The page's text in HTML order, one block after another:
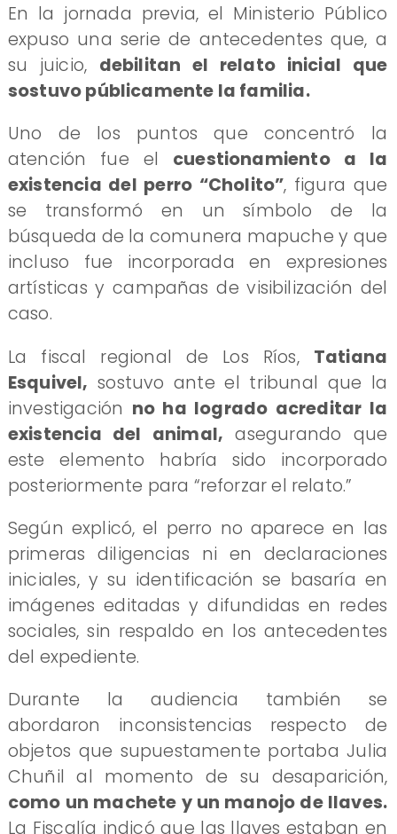
En la jornada previa, el Ministerio Público
expuso una serie de antecedentes que, a
su juicio, debilitan el relato inicial que
sostuvo públicamente la familia.
Uno de los puntos que concentró la
atención fue el cuestionamiento a la
existencia del perro “Cholito”, figura que
se transformó en un símbolo de la
búsqueda de la comunera mapuche y que
incluso fue incorporada en expresiones
artísticas y campañas de visibilización del
caso.
La fiscal regional de Los Ríos, Tatiana
Esquivel, sostuvo ante el tribunal que la
investigación no ha logrado acreditar la
existencia del animal, asegurando que
este elemento habría sido incorporado
posteriormente para “reforzar el relato.”
Según explicó, el perro no aparece en las
primeras diligencias ni en declaraciones
iniciales, y su identificación se basaría en
imágenes editadas y difundidas en redes
sociales, sin respaldo en los antecedentes
del expediente.
Durante la audiencia también se
abordaron inconsistencias respecto de
objetos que supuestamente portaba Julia
Chuñil al momento de su desaparición,
como un machete y un manojo de llaves.
La Fiscalía indicó que las llaves estaban en